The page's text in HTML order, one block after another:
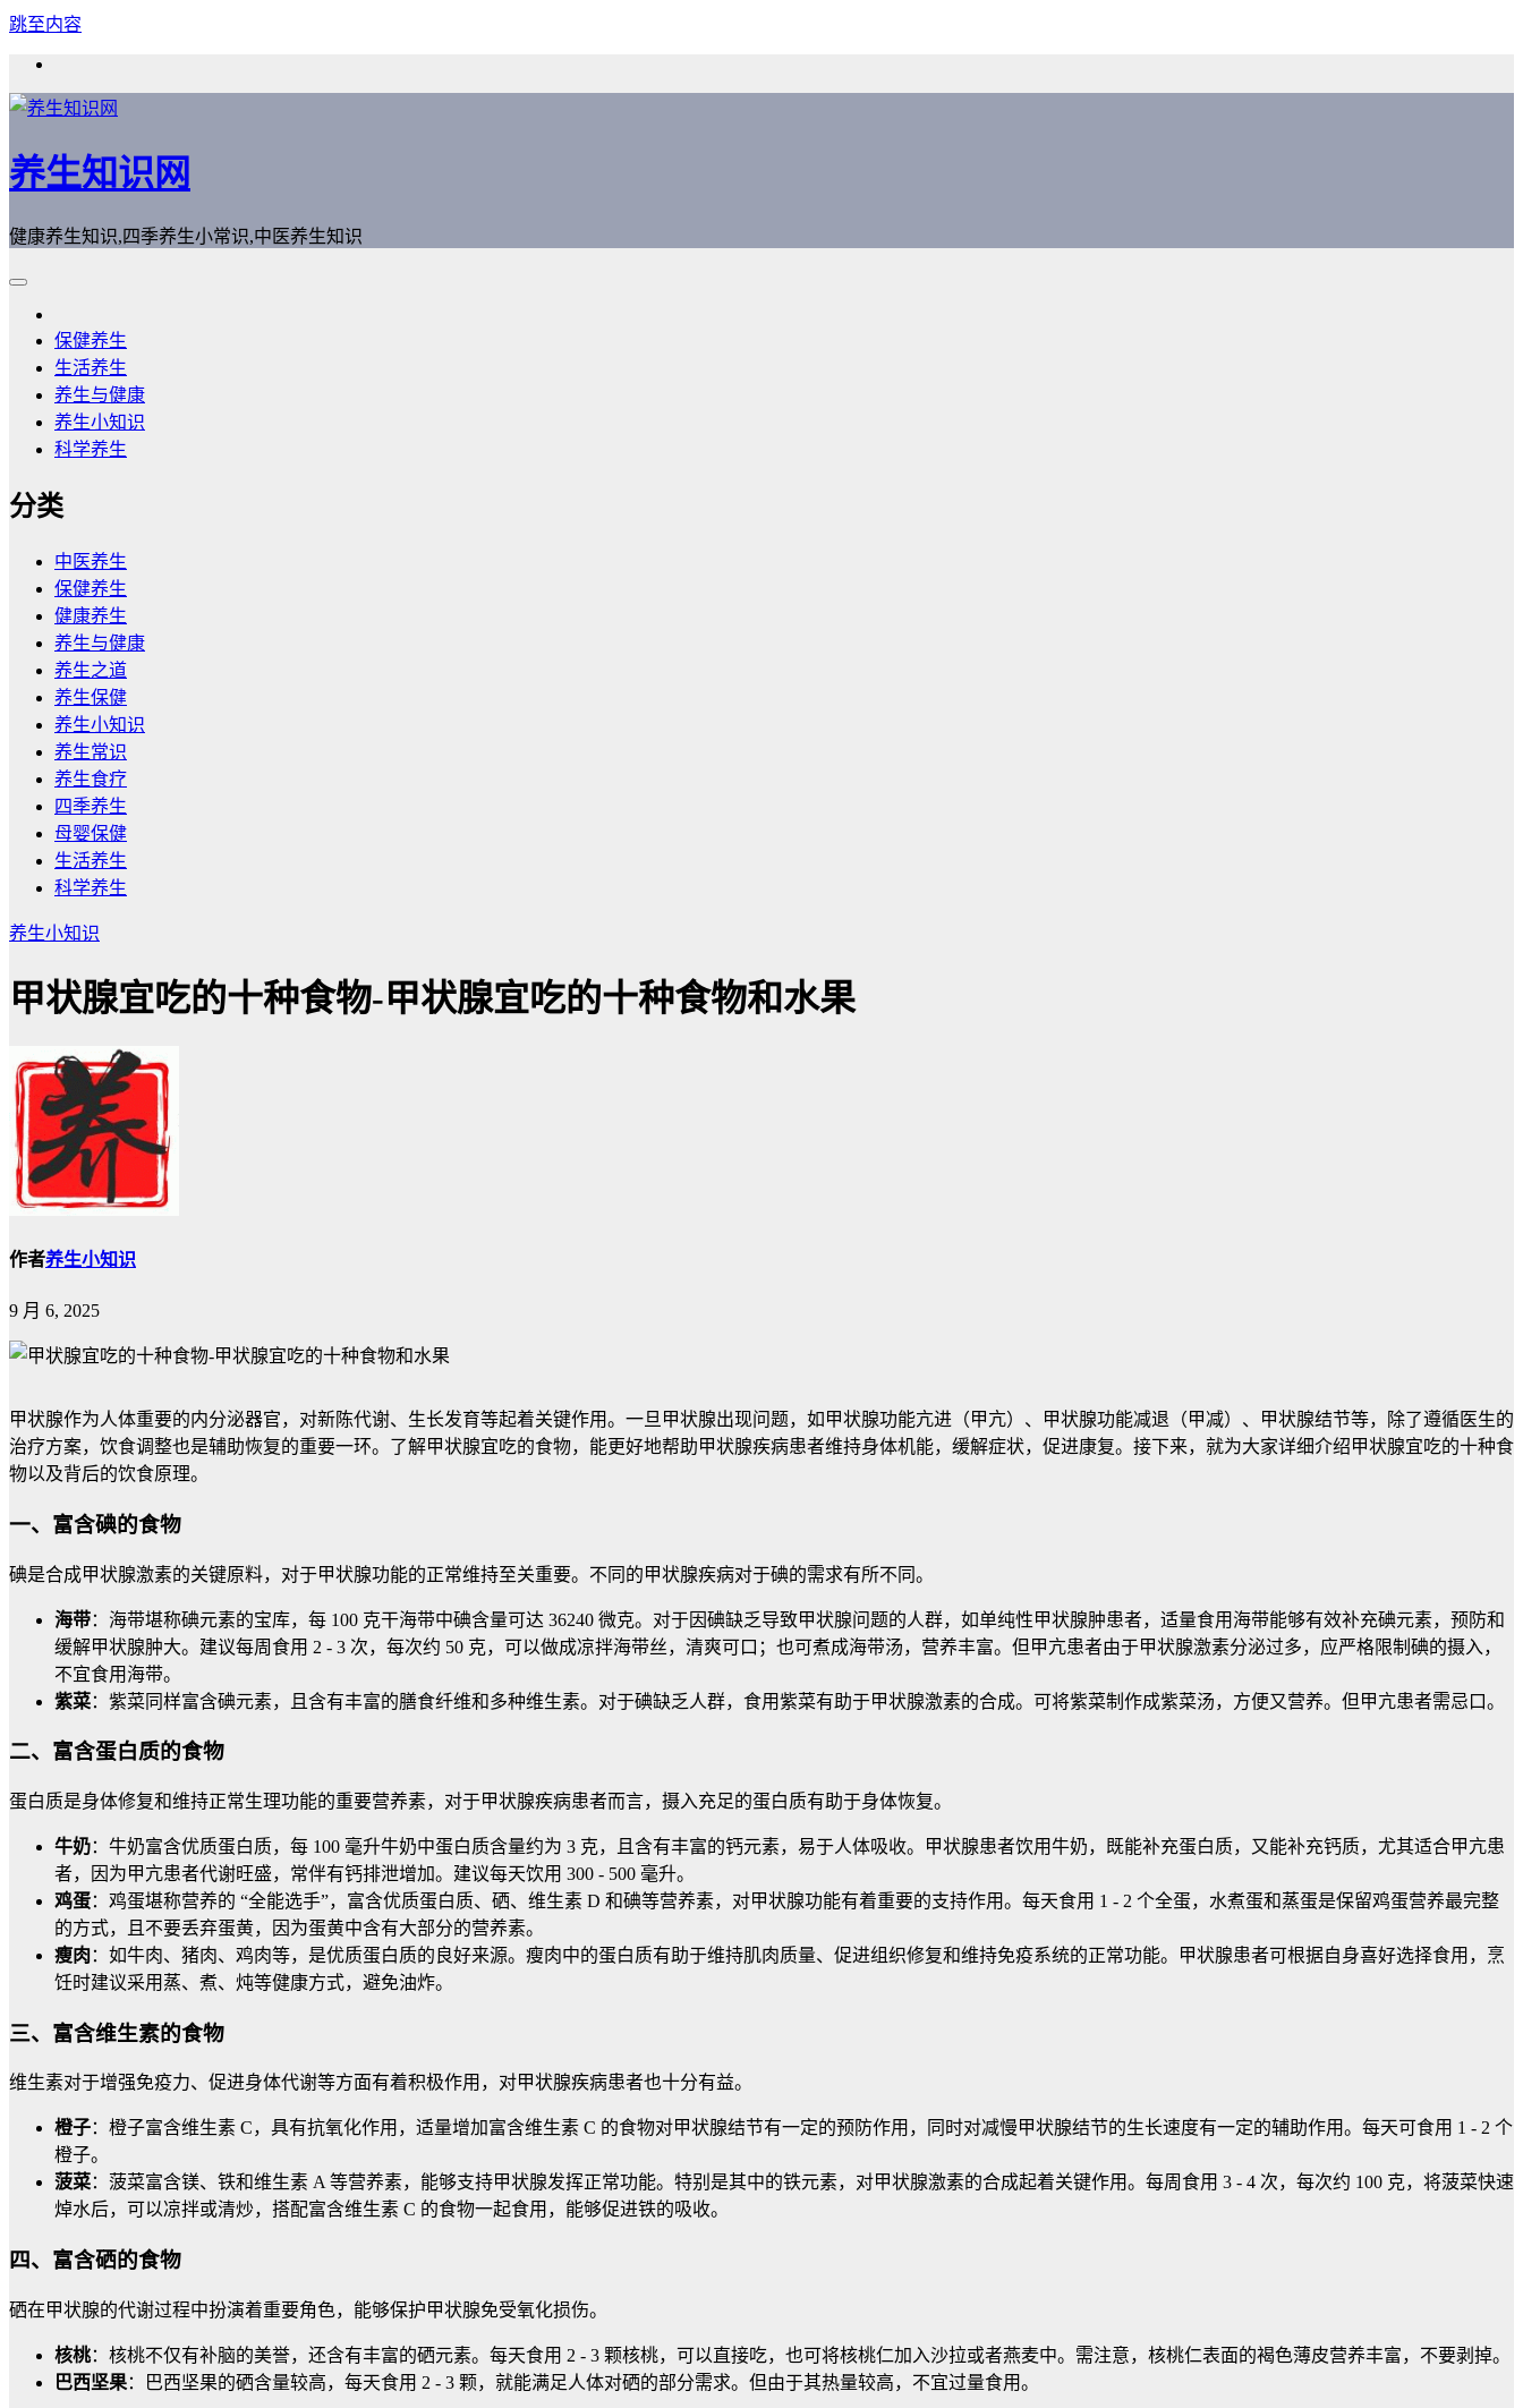
跳至内容
养生知识网
健康养生知识,四季养生小常识,中医养生知识
保健养生
生活养生
养生与健康
养生小知识
科学养生
分类
中医养生
保健养生
健康养生
养生与健康
养生之道
养生保健
养生小知识
养生常识
养生食疗
四季养生
母婴保健
生活养生
科学养生
养生小知识
甲状腺宜吃的十种食物-甲状腺宜吃的十种食物和水果
作者养生小知识
9 月 6, 2025
甲状腺作为人体重要的内分泌器官，对新陈代谢、生长发育等起着关键作用。一旦甲状腺出现问题，如甲状腺功能亢进（甲亢）、甲状腺功能减退（甲减）、甲状腺结节等，除了遵循医生的
治疗方案，饮食调整也是辅助恢复的重要一环。了解甲状腺宜吃的食物，能更好地帮助甲状腺疾病患者维持身体机能，缓解症状，促进康复。接下来，就为大家详细介绍甲状腺宜吃的十种食
物以及背后的饮食原理。
一、富含碘的食物
碘是合成甲状腺激素的关键原料，对于甲状腺功能的正常维持至关重要。不同的甲状腺疾病对于碘的需求有所不同。
海带：海带堪称碘元素的宝库，每 100 克干海带中碘含量可达 36240 微克。对于因碘缺乏导致甲状腺问题的人群，如单纯性甲状腺肿患者，适量食用海带能够有效补充碘元素，预防和
缓解甲状腺肿大。建议每周食用 2 - 3 次，每次约 50 克，可以做成凉拌海带丝，清爽可口；也可煮成海带汤，营养丰富。但甲亢患者由于甲状腺激素分泌过多，应严格限制碘的摄入，
不宜食用海带。
紫菜：紫菜同样富含碘元素，且含有丰富的膳食纤维和多种维生素。对于碘缺乏人群，食用紫菜有助于甲状腺激素的合成。可将紫菜制作成紫菜汤，方便又营养。但甲亢患者需忌口。
二、富含蛋白质的食物
蛋白质是身体修复和维持正常生理功能的重要营养素，对于甲状腺疾病患者而言，摄入充足的蛋白质有助于身体恢复。
牛奶：牛奶富含优质蛋白质，每 100 毫升牛奶中蛋白质含量约为 3 克，且含有丰富的钙元素，易于人体吸收。甲状腺患者饮用牛奶，既能补充蛋白质，又能补充钙质，尤其适合甲亢患
者，因为甲亢患者代谢旺盛，常伴有钙排泄增加。建议每天饮用 300 - 500 毫升。
鸡蛋：鸡蛋堪称营养的 “全能选手”，富含优质蛋白质、硒、维生素 D 和碘等营养素，对甲状腺功能有着重要的支持作用。每天食用 1 - 2 个全蛋，水煮蛋和蒸蛋是保留鸡蛋营养最完整
的方式，且不要丢弃蛋黄，因为蛋黄中含有大部分的营养素。
瘦肉 ：如牛肉、猪肉、鸡肉等，是优质蛋白质的良好来源。瘦肉中的蛋白质有助于维持肌肉质量、促进组织修复和维持免疫系统的正常功能。甲状腺患者可根据自身喜好选择食用，烹
饪时建议采用蒸、煮、炖等健康方式，避免油炸。
三、富含维生素的食物
维生素对于增强免疫力、促进身体代谢等方面有着积极作用，对甲状腺疾病患者也十分有益。
橙子：橙子富含维生素 C，具有抗氧化作用，适量增加富含维生素 C 的食物对甲状腺结节有一定的预防作用，同时对减慢甲状腺结节的生长速度有一定的辅助作用。每天可食用 1 - 2 个
橙子。
菠菜：菠菜富含镁、铁和维生素 A 等营养素，能够支持甲状腺发挥正常功能。特别是其中的铁元素，对甲状腺激素的合成起着关键作用。每周食用 3 - 4 次，每次约 100 克，将菠菜快速
焯水后，可以凉拌或清炒，搭配富含维生素 C 的食物一起食用，能够促进铁的吸收。
四、富含硒的食物
硒在甲状腺的代谢过程中扮演着重要角色，能够保护甲状腺免受氧化损伤。
核桃：核桃不仅有补脑的美誉，还含有丰富的硒元素。每天食用 2 - 3 颗核桃，可以直接吃，也可将核桃仁加入沙拉或者燕麦中。需注意，核桃仁表面的褐色薄皮营养丰富，不要剥掉。
巴西坚果：巴西坚果的硒含量较高，每天食用 2 - 3 颗，就能满足人体对硒的部分需求。但由于其热量较高，不宜过量食用。